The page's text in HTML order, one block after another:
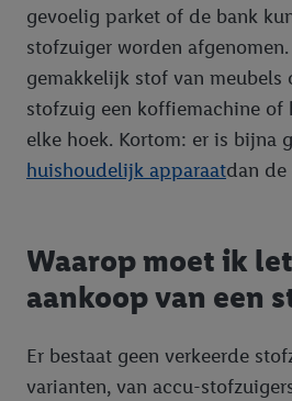
gevoelig parket of de bank
stofzuiger worden
gemakkelijk stof van meubels
stofzuig een koffiemachine of
elke hoek. Kortom: er is bijna
huishoudelijk apparaatdan de
Waarop moet ik
aankoop van een
Er bestaat geen verkeerde
varianten, van accu-